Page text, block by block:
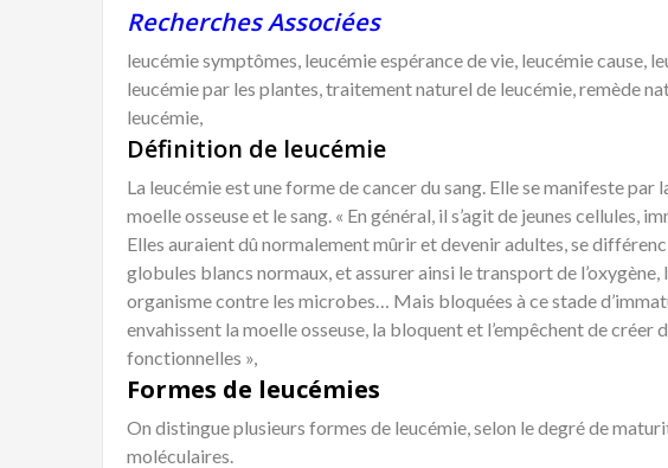
Recherches Associées
leucémie symptômes, leucémie espérance de vie, leucémie cause,
leucémie par les plantes, traitement naturel de leucémie, remède
leucémie,
Définition de leucémie
La leucémie est une forme de cancer du sang. Elle se manifeste
moelle osseuse et le sang. « En général, il s’agit de jeunes cellules,
Elles auraient dû normalement mûrir et devenir adultes, se
globules blancs normaux, et assurer ainsi le transport de
organisme contre les microbes… Mais bloquées à ce stade
envahissent la moelle osseuse, la bloquent et l’empêchent de créer
fonctionnelles »,
Formes de leucémies
On distingue plusieurs formes de leucémie, selon le degré de
moléculaires.